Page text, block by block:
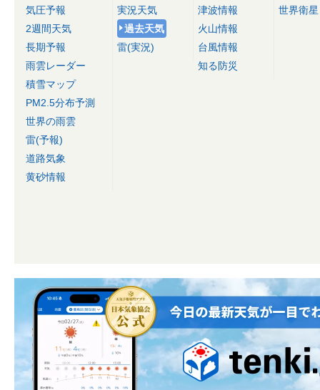
気圧予報
2週間天気
長期予報
雨雲レーダー
積雪マップ
PM2.5分布予測
世界の雨雲
雷(予報)
道路気象
黄砂情報
実況天気
過去天気
雷(実況)
津波情報
火山情報
台風情報
知る防災
世界衛星